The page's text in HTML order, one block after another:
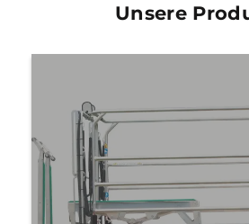
Unsere